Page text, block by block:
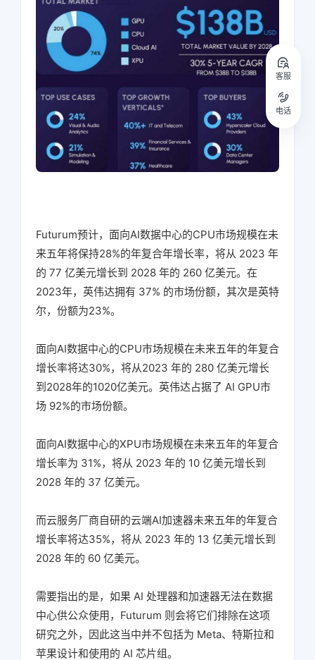
Futurum预计，面向AI数据中心的CPU市场规模在未
来五年将保持28%的年复合年增长率，将从 2023 年
的 77 亿美元增长到 2028 年的 260 亿美元。在
2023年，英伟达拥有 37% 的市场份额，其次是英特
尔，份额为23%。
面向AI数据中心的CPU市场规模在未来五年的年复合
增长率将达30%，将从2023 年的 280 亿美元增长
到2028年的1020亿美元。英伟达占据了 AI GPU市
场 92%的市场份额。
面向AI数据中心的XPU市场规模在未来五年的年复合
增长率为 31%，将从 2023 年的 10 亿美元增长到
2028 年的 37 亿美元。
而云服务厂商自研的云端AI加速器未来五年的年复合
增长率将达35%，将从 2023 年的 13 亿美元增长到
2028 年的 60 亿美元。
需要指出的是，如果 AI 处理器和加速器无法在数据
中心供公众使用，Futurum 则会将它们排除在这项
研究之外，因此这当中并不包括为 Meta、特斯拉和
苹果设计和使用的 AI 芯片组。
客服
电话